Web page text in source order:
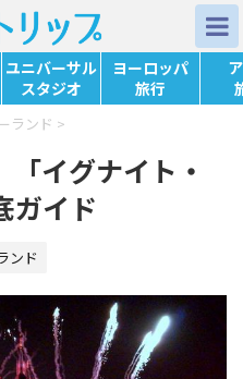
ユニバーサル
スタジオ
ヨーロッパ
旅行
ランド >
「イグナイト・
ガイド
ンド